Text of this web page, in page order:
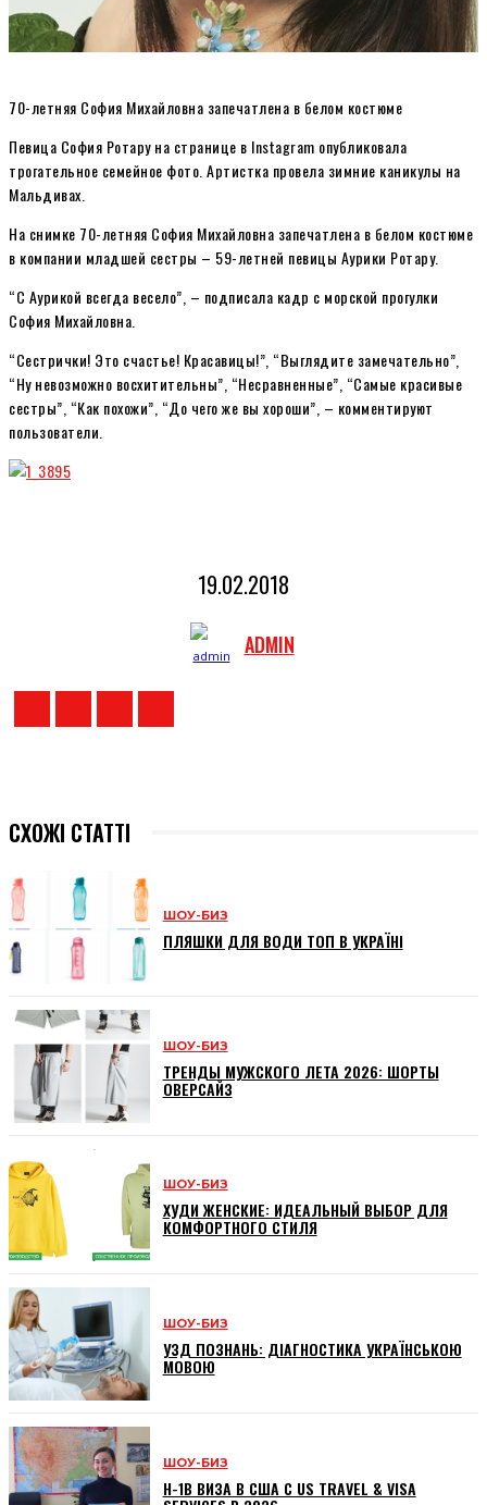
70-летняя София Михайловна запечатлена в белом костюме
Певица София Ротару на странице в Instagram опубликовала
трогательное семейное фото. Артистка провела зимние каникулы на
Мальдивах.
На снимке 70-летняя София Михайловна запечатлена в белом костюме
в компании младшей сестры – 59-летней певицы Аурики Ротару.
“С Аурикой всегда весело”, – подписала кадр с морской прогулки
София Михайловна.
“Сестрички! Это счастье! Красавицы!”, “Выглядите замечательно”,
“Ну невозможно восхитительны”, “Несравненные”, “Самые красивые
сестры”, “Как похожи”, “До чего же вы хороши”, – комментируют
пользователи.
19.02.2018
ADMIN
СХОЖІ СТАТТІ
ШОУ-БИЗ
ПЛЯШКИ ДЛЯ ВОДИ ТОП В УКРАЇНІ
ШОУ-БИЗ
ТРЕНДЫ МУЖСКОГО ЛЕТА 2026: ШОРТЫ
ОВЕРСАЙЗ
ШОУ-БИЗ
ХУДИ ЖЕНСКИЕ: ИДЕАЛЬНЫЙ ВЫБОР ДЛЯ
КОМФОРТНОГО СТИЛЯ
ШОУ-БИЗ
УЗД ПОЗНАНЬ: ДІАГНОСТИКА УКРАЇНСЬКОЮ
МОВОЮ
ШОУ-БИЗ
H-1B ВИЗА В США С US TRAVEL & VISA